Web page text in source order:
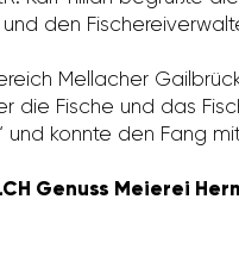
den
Mella­cher
die Fische und das
und konnte den Fang
Genuss Meierei